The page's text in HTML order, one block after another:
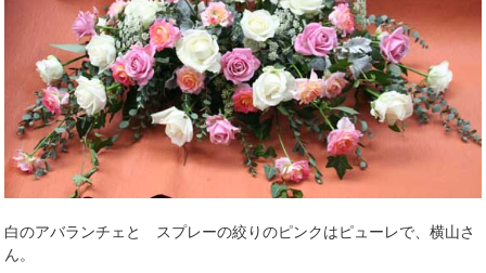
白のアバランチェと スプレーの絞りのピンクはピューレで、横山さ
ん。